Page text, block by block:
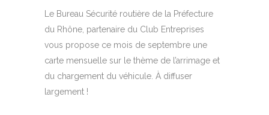
Le Bureau Sécurité routière de la Préfecture
du Rhône, partenaire du Club Entreprises
vous propose ce mois de septembre une
carte mensuelle sur le thème de l’arrimage et
du chargement du véhicule. À diffuser
largement !